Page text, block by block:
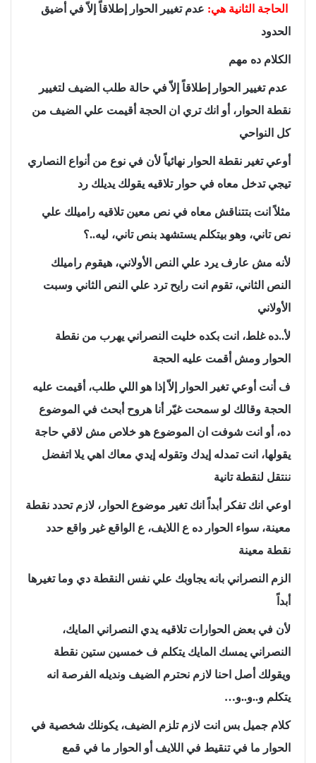
الحاجة الثانية هي: عدم تغيير الحوار إطلاقاً إلاّ في أضيق
الحدود
الكلام ده مهم
عدم تغيير الحوار إطلاقاً إلاّ في حالة طلب الضيف لتغيير
نقطة الحوار، أو انك تري ان الحجة أقيمت علي الضيف من
كل النواحي
أوعي تغير نقطة الحوار نهائياً لأن في نوع من أنواع النصاري
تيجي تدخل معاه في حوار تلاقيه يقولك يديلك رد
مثلاً انت بتتناقش معاه في نص معين تلاقيه راميلك علي
نص تاني، وهو بيتكلم يستشهد بنص تاني، ليه..؟
لأنه مش عارف يرد علي النص الأولاني، هيقوم راميلك
النص الثاني، تقوم انت رايح ترد علي النص الثاني وسبت
الأولاني
لأ..ده غلط، انت بكده خليت النصراني يهرب من نقطة
الحوار ومش أقمت عليه الحجة
ف أنت أوعي تغير الحوار إلاّ إذا هو اللي طلب، أقيمت عليه
الحجة وقالك لو سمحت غيّر أنا هروح أبحث في الموضوع
ده، أو انت شوفت ان الموضوع هو خلاص مش لاقي حاجة
يقولها، انت تمدله إيدك وتقوله إيدي معاك اهي يلا اتفضل
ننتقل لنقطة تانية
اوعي انك تفكر أبداً انك تغير موضوع الحوار، لازم تحدد نقطة
معينة، سواء الحوار ده ع اللايف، ع الواقع غير واقع حدد
نقطة معينة
الزم النصراني بانه يجاوبك علي نفس النقطة دي وما تغيرها
أبداً
لأن في بعض الحوارات تلاقيه يدي النصراني المايك،
النصراني يمسك المايك يتكلم ف خمسين ستين نقطة
ويقولك أصل احنا لازم نحترم الضيف ونديله الفرصة انه
يتكلم و..و..و…
كلام جميل بس انت لازم تلزم الضيف، يكونلك شخصية في
الحوار ما في تنقيط في اللايف أو الحوار ما في قمع